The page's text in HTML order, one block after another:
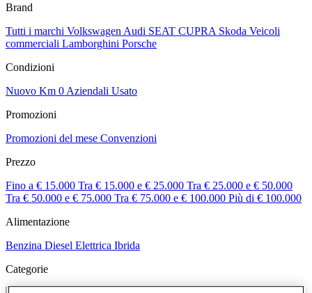
Brand
Tutti i marchi Volkswagen Audi SEAT CUPRA Skoda Veicoli
commerciali Lamborghini Porsche
Condizioni
Nuovo Km 0 Aziendali Usato
Promozioni
Promozioni del mese Convenzioni
Prezzo
Fino a € 15.000 Tra € 15.000 e € 25.000 Tra € 25.000 e € 50.000
Tra € 50.000 e € 75.000 Tra € 75.000 e € 100.000 Più di € 100.000
Alimentazione
Benzina Diesel Elettrica Ibrida
Categorie